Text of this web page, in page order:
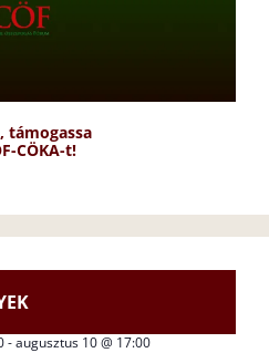
támogassa
CÖKA-t!
-augusztus 10 @ 17:00